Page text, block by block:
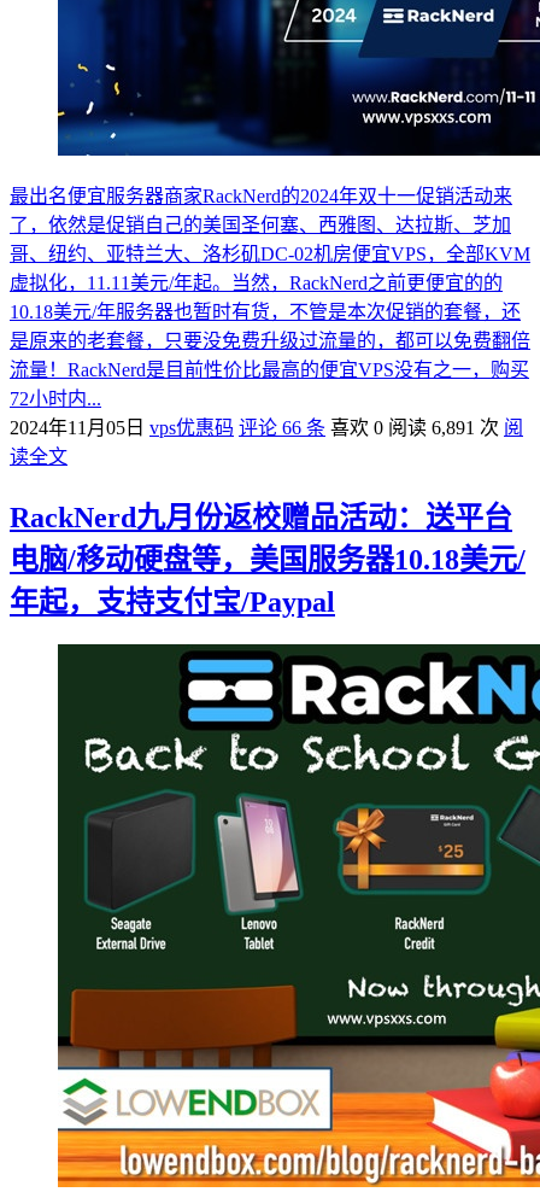
最出名便宜服务器商家RackNerd的2024年双十一促销活动来
了，依然是促销自己的美国圣何塞、西雅图、达拉斯、芝加
哥、纽约、亚特兰大、洛杉矶DC-02机房便宜VPS，全部KVM
虚拟化，11.11美元/年起。当然，RackNerd之前更便宜的的
10.18美元/年服务器也暂时有货，不管是本次促销的套餐，还
是原来的老套餐，只要没免费升级过流量的，都可以免费翻倍
流量！RackNerd是目前性价比最高的便宜VPS没有之一，购买
72小时内...
2024年11月05日 vps优惠码 评论 66 条 喜欢 0 阅读 6,891 次 阅
读全文
RackNerd九月份返校赠品活动：送平台
电脑/移动硬盘等，美国服务器10.18美元/
年起，支持支付宝/Paypal